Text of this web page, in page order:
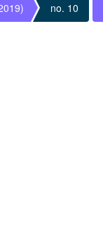
no. 10